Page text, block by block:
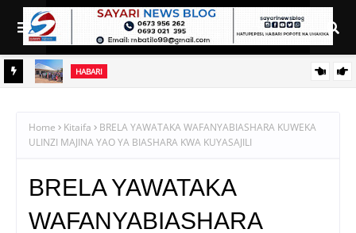
HABARI
Home Kitaifa
BRELA YAWATAKA WAFANYABIASHARA KUWEKA
ULINZI MAJINA YAO YA BIASHARA KWA KUYASAJILI
BRELA YAWATAKA
WAFANYABIASHARA